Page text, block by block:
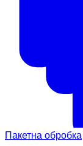
Пакетна обробка